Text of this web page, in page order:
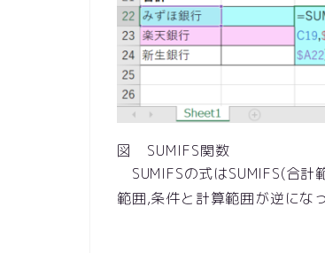
図 SUMIFS関数
SUMIFSの式はSUMIFS(合計
範囲,条件と計算範囲が逆にな